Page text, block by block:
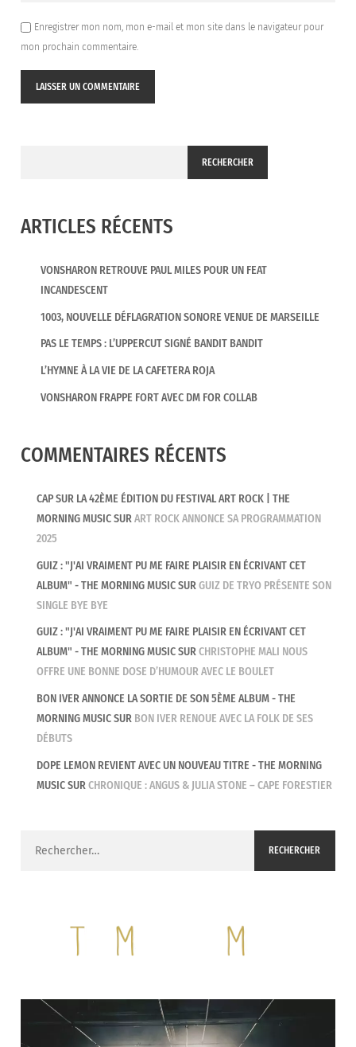
Enregistrer mon nom, mon e-mail et mon site dans le navigateur pour
mon prochain commentaire.
RECHERCHER
ARTICLES RÉCENTS
VONSHARON RETROUVE PAUL MILES POUR UN FEAT
INCANDESCENT
1003, NOUVELLE DÉFLAGRATION SONORE VENUE DE MARSEILLE
PAS LE TEMPS : L’UPPERCUT SIGNÉ BANDIT BANDIT
L’HYMNE À LA VIE DE LA CAFETERA ROJA
VONSHARON FRAPPE FORT AVEC DM FOR COLLAB
COMMENTAIRES RÉCENTS
CAP SUR LA 42ÈME ÉDITION DU FESTIVAL ART ROCK | THE
MORNING MUSICSURART ROCK ANNONCE SA PROGRAMMATION
2025
GUIZ : "J'AI VRAIMENT PU ME FAIRE PLAISIR EN ÉCRIVANT CET
ALBUM" - THE MORNING MUSICSURGUIZ DE TRYO PRÉSENTE SON
SINGLE BYE BYE
GUIZ : "J'AI VRAIMENT PU ME FAIRE PLAISIR EN ÉCRIVANT CET
ALBUM" - THE MORNING MUSICSURCHRISTOPHE MALI NOUS
OFFRE UNE BONNE DOSE D’HUMOUR AVEC LE BOULET
BON IVER ANNONCE LA SORTIE DE SON 5ÈME ALBUM - THE
MORNING MUSICSUR BON IVER RENOUE AVEC LA FOLK DE SES
DÉBUTS
DOPE LEMON REVIENT AVEC UN NOUVEAU TITRE - THE MORNING
MUSICSURCHRONIQUE : ANGUS & JULIA STONE – CAPE FORESTIER